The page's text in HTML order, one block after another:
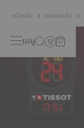
หน้าหลัก คอลเลคชั่น
เมนู
17:51